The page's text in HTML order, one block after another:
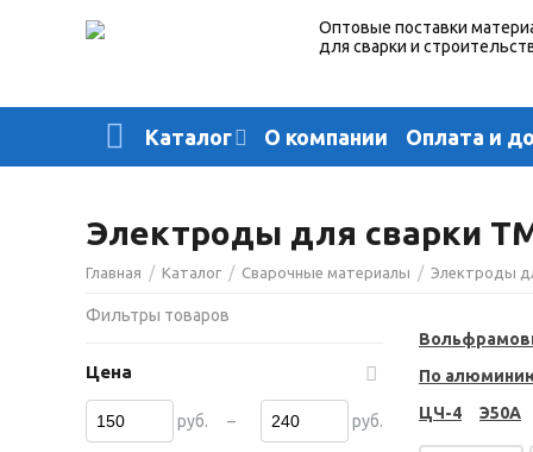
Оптовые поставки
для сварки и
Каталог О компании Оплата и
Электроды для сварки
Главная / Каталог / Сварочные материалы / Электроды
По
ЦЧ-4
Э50А
Фильтры товаров
Цена
руб. – руб.